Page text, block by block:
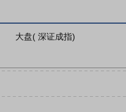
大盘( 深证成指)